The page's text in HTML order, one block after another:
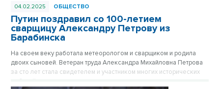
04.02.2025 ОБЩЕСТВО
Путин поздравил со 100-летием
сварщицу Александру Петрову из
Барабинска
На своем веку работала метеорологом и сварщиком и родила
двоих сыновей. Ветеран труда Александра Михайловна Петрова
за сто лет стала свидетелем и участником многих исторических
событий.